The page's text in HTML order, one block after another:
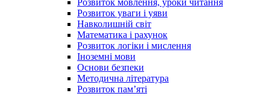
Розвиток мовлення, уроки читання
Розвиток уваги і уяви
Навколишній світ
Математика і рахунок
Розвиток логіки і мислення
Іноземні мови
Основи безпеки
Методична література
Розвиток пам’яті